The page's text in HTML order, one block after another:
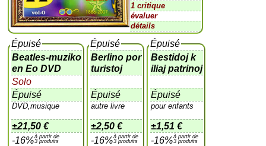
1 critique
évaluer
détails
Épuisé
Beatles-muziko
en Eo DVD
Solo
Épuisé
DVD,musique
±21,50 €
-16%à partir de
3 produits
Épuisé
Berlino por
turistoj
Épuisé
autre livre
±2,50 €
-16%à partir de
3 produits
Épuisé
Bestidoj k
iliaj patrinoj
Épuisé
pour enfants
±1,51 €
-16%à partir de
3 produits